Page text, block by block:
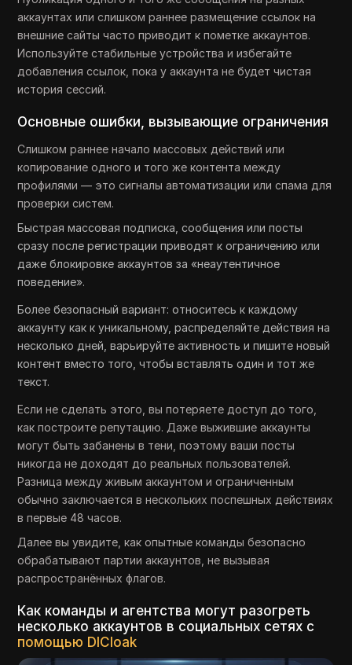
аккаунтах или слишком раннее размещение ссылок на
внешние сайты часто приводит к пометке аккаунтов.
Используйте стабильные устройства и избегайте
добавления ссылок, пока у аккаунта не будет чистая
история сессий.
Основные ошибки, вызывающие ограничения
Слишком раннее начало массовых действий или
копирование одного и того же контента между
профилями — это сигналы автоматизации или спама для
проверки систем.
Быстрая массовая подписка, сообщения или посты
сразу после регистрации приводят к ограничению или
даже блокировке аккаунтов за «неаутентичное
поведение».
Более безопасный вариант: относитесь к каждому
аккаунту как к уникальному, распределяйте действия на
несколько дней, варьируйте активность и пишите новый
контент вместо того, чтобы вставлять один и тот же
текст.
Если не сделать этого, вы потеряете доступ до того,
как построите репутацию. Даже выжившие аккаунты
могут быть забанены в тени, поэтому ваши посты
никогда не доходят до реальных пользователей.
Разница между живым аккаунтом и ограниченным
обычно заключается в нескольких поспешных действиях
в первые 48 часов.
Далее вы увидите, как опытные команды безопасно
обрабатывают партии аккаунтов, не вызывая
распространённых флагов.
Как команды и агентства могут разогреть
несколько аккаунтов в социальных сетях с
помощью DICloak